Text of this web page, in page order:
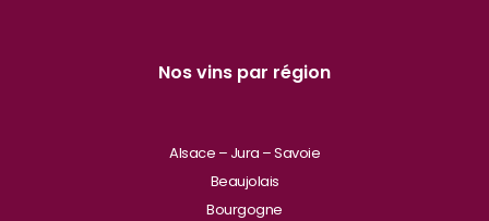
Nos vins par région
Alsace – Jura – Savoie
Beaujolais
Bourgogne